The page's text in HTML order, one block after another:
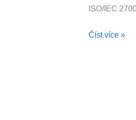
ISO/IEC
Číst více »